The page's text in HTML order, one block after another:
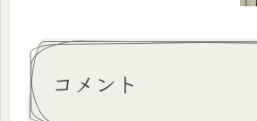
コメント